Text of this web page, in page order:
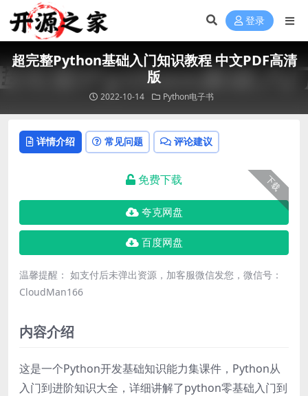
登录
超完整Python基础入门知识教程 中文PDF高清
版
2022-10-14 Python电子书
详情介绍 常见问题 评论建议
下载
免费下载
夸克网盘
百度网盘
温馨提醒： 如支付后未弹出资源，加客服微信发您，微信号：
CloudMan166
内容介绍
这是一个Python开发基础知识能力集课件，Python从
入门到进阶知识大全，详细讲解了python零基础入门到